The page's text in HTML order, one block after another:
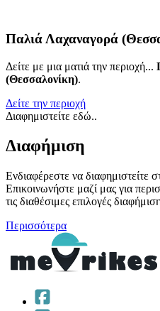
Παλιά Λαχαναγορά
Δείτε με μια ματιά την περιοχή...
(Θεσσαλονίκη).
Δείτε την περιοχή
Διαφημιστείτε εδώ..
Διαφήμιση
Ενδιαφέρεστε να διαφημιστείτε
Επικοινωνήστε μαζί μας για
τις διαθέσιμες επιλογές
Περισσότερα